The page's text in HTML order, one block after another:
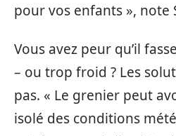
pour vos enfants », note
Vous avez peur qu’il
– ou trop froid ? Les
pas. « Le grenier peut
isolé des conditions